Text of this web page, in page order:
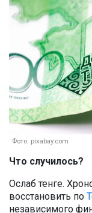
Фото: pixabay.com
Что случилось?
Ослаб тенге.
восстановить по
независимого